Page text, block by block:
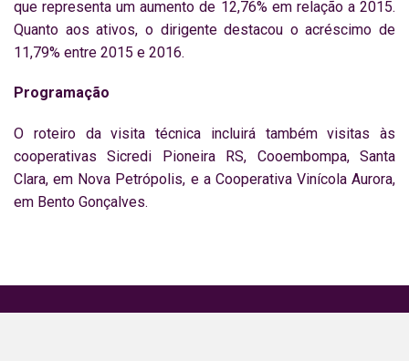
que representa um aumento de 12,76% em relação a 2015.
Quanto aos ativos, o dirigente destacou o acréscimo de
11,79% entre 2015 e 2016.
Programação
O roteiro da visita técnica incluirá também visitas às
cooperativas Sicredi Pioneira RS, Cooembompa, Santa
Clara, em Nova Petrópolis, e a Cooperativa Vinícola Aurora,
em Bento Gonçalves.